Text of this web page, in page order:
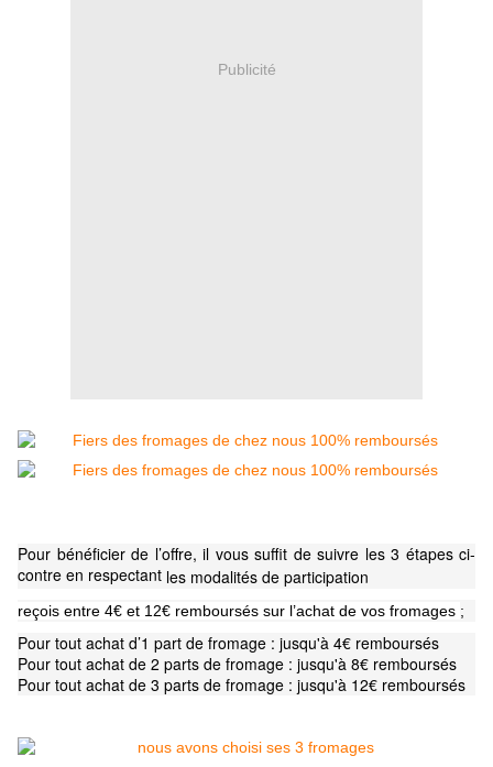
Publicité
Pour bénéficier de l’offre, il vous suffit de suivre les 3 étapes ci-
contre en respectant les modalités de participation
reçois entre 4€ et 12€ remboursés sur l’achat de vos fromages ;
Pour tout achat d’1 part de fromage : jusqu'à 4€ remboursés
Pour tout achat de 2 parts de fromage : jusqu'à 8€ remboursés
Pour tout achat de 3 parts de fromage : jusqu'à 12€ remboursés